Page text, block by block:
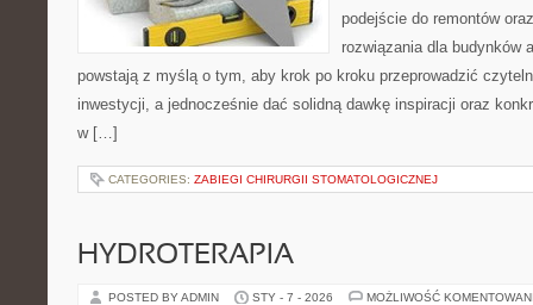
podejście do remontów
rozwiązania dla budynków
powstają z myślą o tym, aby krok po kroku przeprowadzić
inwestycji, a jednocześnie dać solidną dawkę inspiracji oraz
w […]
CATEGORIES: ZABIEGI CHIRURGII STOMATOLOGICZNEJ
HYDROTERAPIA
POSTED BY ADMIN STY - 7 - 2026 MOŻLIWOŚĆ